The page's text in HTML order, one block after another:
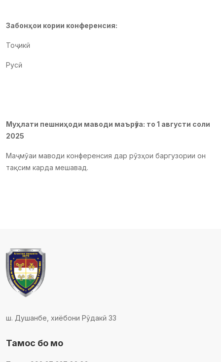
Забонҳои кории конференсия:
Тоҷикӣ
Русӣ
Муҳлати пешниҳоди маводи маърӯза: то 1 августи соли
2025
Маҷмӯаи маводи конференсия дар рӯзҳои баргузории он
тақсим карда мешавад.
ш. Душанбе, хиёбони Рӯдакӣ 33
Тамос бо мо